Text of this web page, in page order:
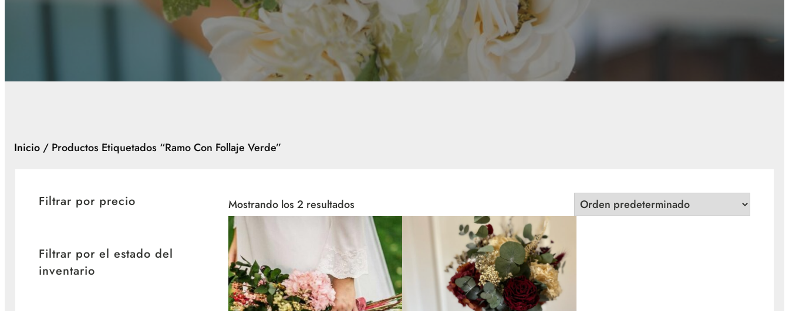
Inicio / Productos Etiquetados “ramo Con Follaje Verde”
Filtrar por precio
Filtrar por el estado del
inventario
Mostrando los 2 resultados